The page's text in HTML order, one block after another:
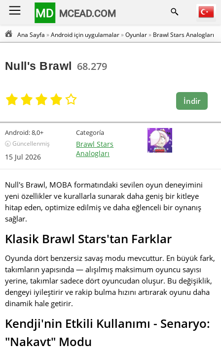
MD MCEAD.COM
Ana Sayfa »Android için uygulamalar»Oyunlar» Brawl Stars Analogları
Null's Brawl 68.279
İndir
Android:8,0+
🕣 Güncellenmiş
15 Jul 2026
Categoría
Brawl Stars
Analogları
Null's Brawl, MOBA formatındaki sevilen oyun deneyimini
yeni özellikler ve kurallarla sunarak daha geniş bir kitleye
hitap eden, optimize edilmiş ve daha eğlenceli bir oynanış
sağlar.
Klasik Brawl Stars'tan Farklar
Oyunda dört benzersiz savaş modu mevcuttur. En büyük fark,
takımların yapısında — alışılmış maksimum oyuncu sayısı
yerine, takımlar sadece dört oyuncudan oluşur. Bu değişiklik,
dengeyi iyileştirir ve rakip bulma hızını artırarak oyunu daha
dinamik hale getirir.
Kendji'nin Etkili Kullanımı - Senaryo:
"Nakavt" Modu